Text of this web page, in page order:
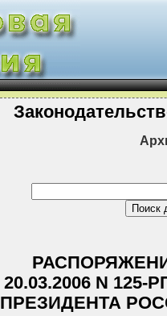
20.03.2006 N
ПРЕЗИДЕНТА